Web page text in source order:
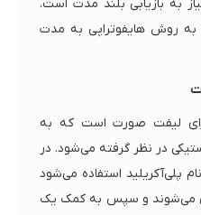
به بازیابی بلند مدت است.
روش هایفوتراپی به مدت
لیفت صورت است که به
در نظر گرفته می‌شود. در
پلی‌آکریلید استفاده می‌شود
می‌شوند و سپس به کمک یک